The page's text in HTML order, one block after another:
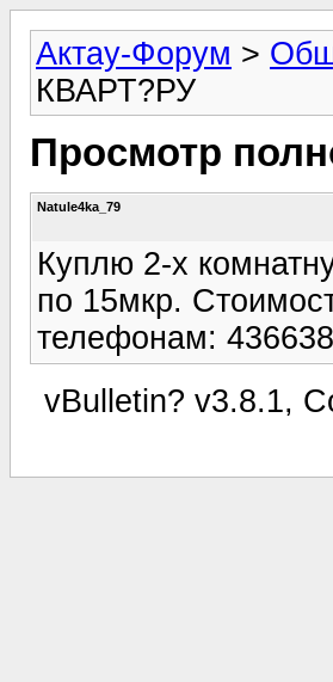
Актау-Форум >
КВАРТ?РУ
Просмотр
Natule4ka_79
Куплю 2-х
по 15мкр.
телефонам:
vBulletin? v3.8.1,